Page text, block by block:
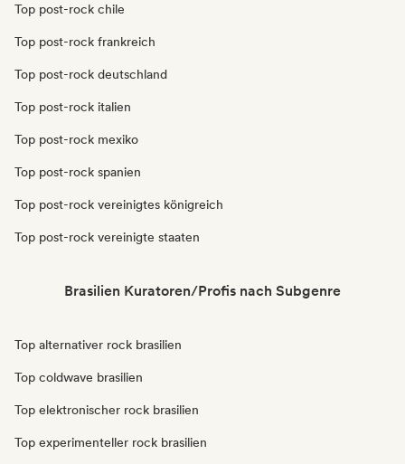
Top post-rock chile
Top post-rock frankreich
Top post-rock deutschland
Top post-rock italien
Top post-rock mexiko
Top post-rock spanien
Top post-rock vereinigtes königreich
Top post-rock vereinigte staaten
Brasilien Kuratoren/Profis nach Subgenre
Top alternativer rock brasilien
Top coldwave brasilien
Top elektronischer rock brasilien
Top experimenteller rock brasilien